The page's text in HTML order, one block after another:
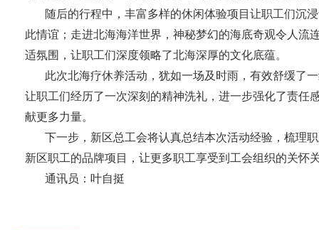
随后的行程中，丰富多样的休闲体验项目让职工们沉
此情谊；走进北海海洋世界，神秘梦幻的海底奇观令人
适氛围，让职工们深度领略了北海深厚的文化底蕴。
此次北海疗休养活动，犹如一场及时雨，有效舒缓了
让职工们经历了一次深刻的精神洗礼，进一步强化了责任
献更多力量。
下一步，新区总工会将认真总结本次活动经验，梳理
新区职工的品牌项目，让更多职工享受到工会组织的关
通讯员：叶自挺